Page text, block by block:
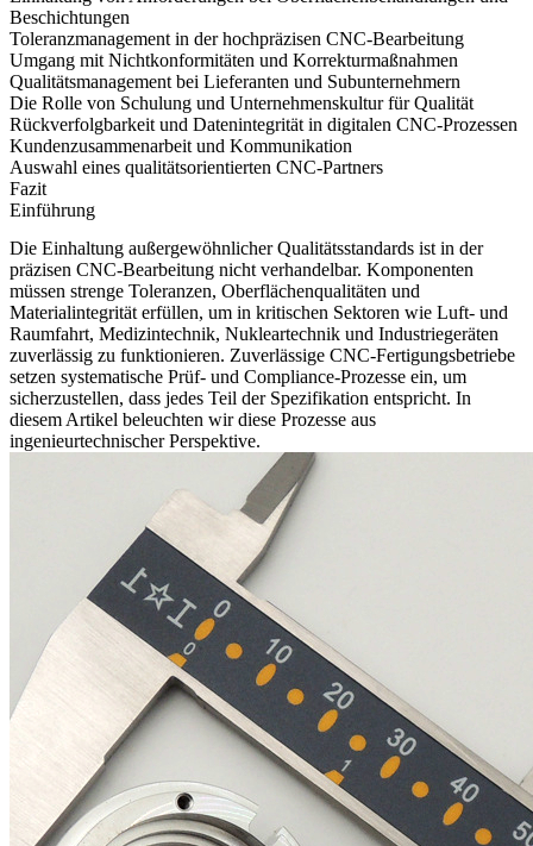
Beschichtungen
Toleranzmanagement in der hochpräzisen CNC-Bearbeitung
Umgang mit Nichtkonformitäten und Korrekturmaßnahmen
Qualitätsmanagement bei Lieferanten und Subunternehmern
Die Rolle von Schulung und Unternehmenskultur für Qualität
Rückverfolgbarkeit und Datenintegrität in digitalen CNC-Prozessen
Kundenzusammenarbeit und Kommunikation
Auswahl eines qualitätsorientierten CNC-Partners
Fazit
Einführung
Die Einhaltung außergewöhnlicher Qualitätsstandards ist in der
präzisen CNC-Bearbeitung nicht verhandelbar. Komponenten
müssen strenge Toleranzen, Oberflächenqualitäten und
Materialintegrität erfüllen, um in kritischen Sektoren wie Luft- und
Raumfahrt, Medizintechnik, Nukleartechnik und Industriegeräten
zuverlässig zu funktionieren. Zuverlässige CNC-Fertigungsbetriebe
setzen systematische Prüf- und Compliance-Prozesse ein, um
sicherzustellen, dass jedes Teil der Spezifikation entspricht. In
diesem Artikel beleuchten wir diese Prozesse aus
ingenieurtechnischer Perspektive.